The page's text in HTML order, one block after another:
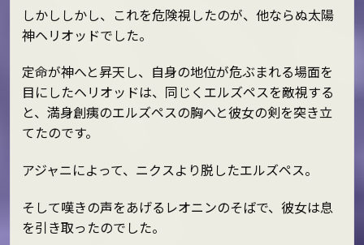
しかししかし、これを危険視したのが、他ならぬ太陽
神ヘリオッドでした。
定命が神へと昇天し、自身の地位が危ぶまれる場面を
目にしたヘリオッドは、同じくエルズペスを敵視する
と、満身創痍のエルズペスの胸へと彼女の剣を突き立
てたのです。
アジャニによって、ニクスより脱したエルズペス。
そして嘆きの声をあげるレオニンのそばで、彼女は息
を引き取ったのでした。